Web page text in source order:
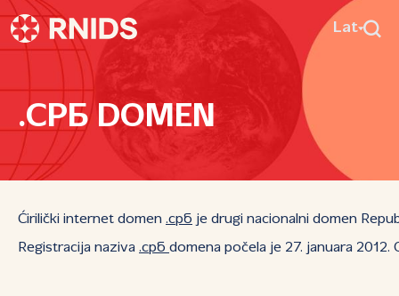
Lat
.СРБ DOMEN
Ćirilički internet domen .срб je drugi nacionalni domen
Registracija naziva .срб domena počela je 27. januara